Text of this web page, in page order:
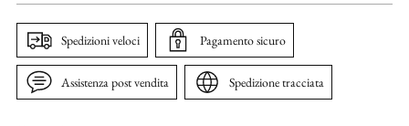
Spedizioni veloci Pagamento sicuro
Assistenza post vendita Spedizione tracciata